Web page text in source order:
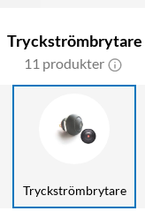
Tryckströmbrytare
11 produkter
Tryckströmbrytare